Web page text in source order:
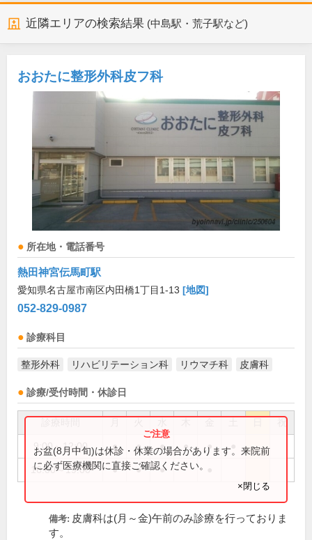
近隣エリアの検索結果 (中島駅・荒子駅など)
おおたに整形外科皮フ科
所在地・電話番号
熱田神宮伝馬町駅
愛知県名古屋市南区内田橋1丁目1-13 [地図]
052-829-0987
診療科目
整形外科 リハビリテーション科 リウマチ科 皮膚科
診療/受付時間・休診日
祝
9:00～12:00 ● ● ● ● ●
16:00～19:00 ● ● ●
お盆(8月中旬)は休診・休業の場合があります。来院前
に必ず医療機関に直接ご確認ください。
×閉じる
備考: 皮膚科は(月～金)午前のみ診療を行っておりま
す。